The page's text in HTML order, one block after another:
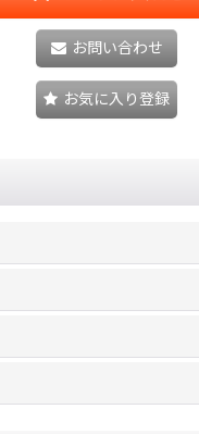
お問い合わせ
お気に入り登録